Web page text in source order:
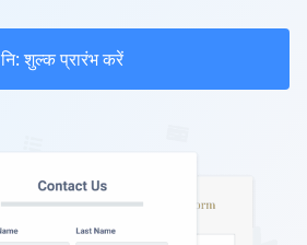
नि: शुल्क प्रारंभ करें